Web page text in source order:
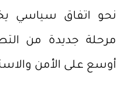
نحو اتفاق سياسي
مرحلة جديدة من
أوسع على الأمن